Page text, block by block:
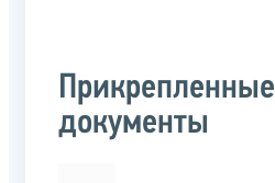
Прикрепленные
документы